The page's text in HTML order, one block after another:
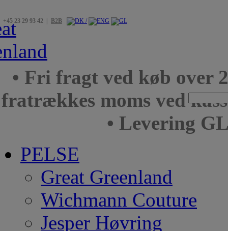
+45 23 29 93 42 | B2B
• Fri fragt ved køb over
fratrækkes moms ved
• Levering
PELSE
Great Greenland
Wichmann Couture
Jesper Høvring